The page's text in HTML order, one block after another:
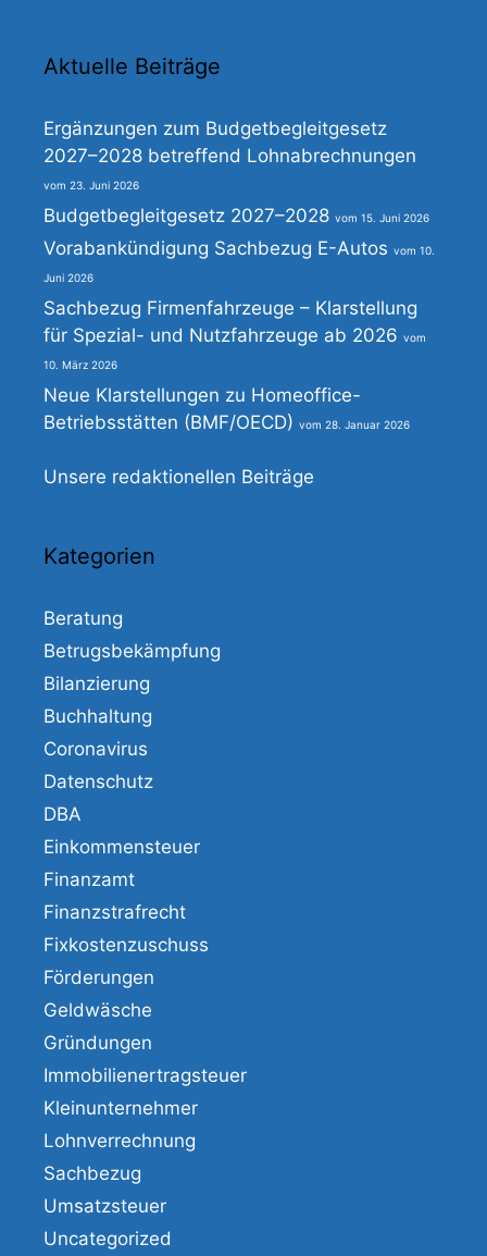
Aktuelle Beiträge
Ergänzungen zum Budgetbegleitgesetz
2027–2028 betreffend Lohnabrechnungen
23. Juni 2026
Budgetbegleitgesetz 2027–2028 15. Juni 2026
Vorabankündigung Sachbezug E-Autos 10.
Juni 2026
Sachbezug Firmenfahrzeuge – Klarstellung
für Spezial- und Nutzfahrzeuge ab 2026
10. März 2026
Neue Klarstellungen zu Homeoffice-
Betriebsstätten (BMF/OECD)
28. Januar 2026
Unsere redaktionellen Beiträge
Kategorien
Beratung
Betrugsbekämpfung
Bilanzierung
Buchhaltung
Coronavirus
Datenschutz
DBA
Einkommensteuer
Finanzamt
Finanzstrafrecht
Fixkostenzuschuss
Förderungen
Geldwäsche
Gründungen
Immobilienertragsteuer
Kleinunternehmer
Lohnverrechnung
Sachbezug
Umsatzsteuer
Uncategorized